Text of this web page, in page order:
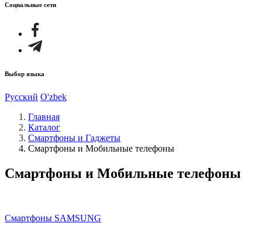
Социальные сети
Выбор языка
Русский O'zbek
Главная
Каталог
Смартфоны и Гаджеты
Смартфоны и Мобильные телефоны
Смартфоны и Мобильные телефоны
Смартфоны SAMSUNG